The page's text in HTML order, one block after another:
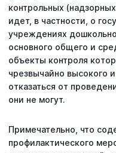
контрольных
идет, в частности, о
учреждениях
основного общего и
объекты контроля
чрезвычайно высокого
отказаться от
они не могут.
Примечательно, что
профилактического